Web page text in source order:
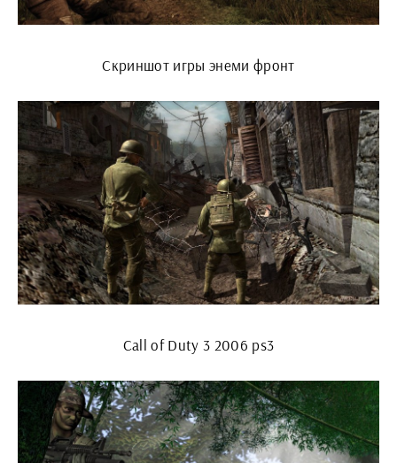
Скриншот игры энеми фронт
Call of Duty 3 2006 ps3